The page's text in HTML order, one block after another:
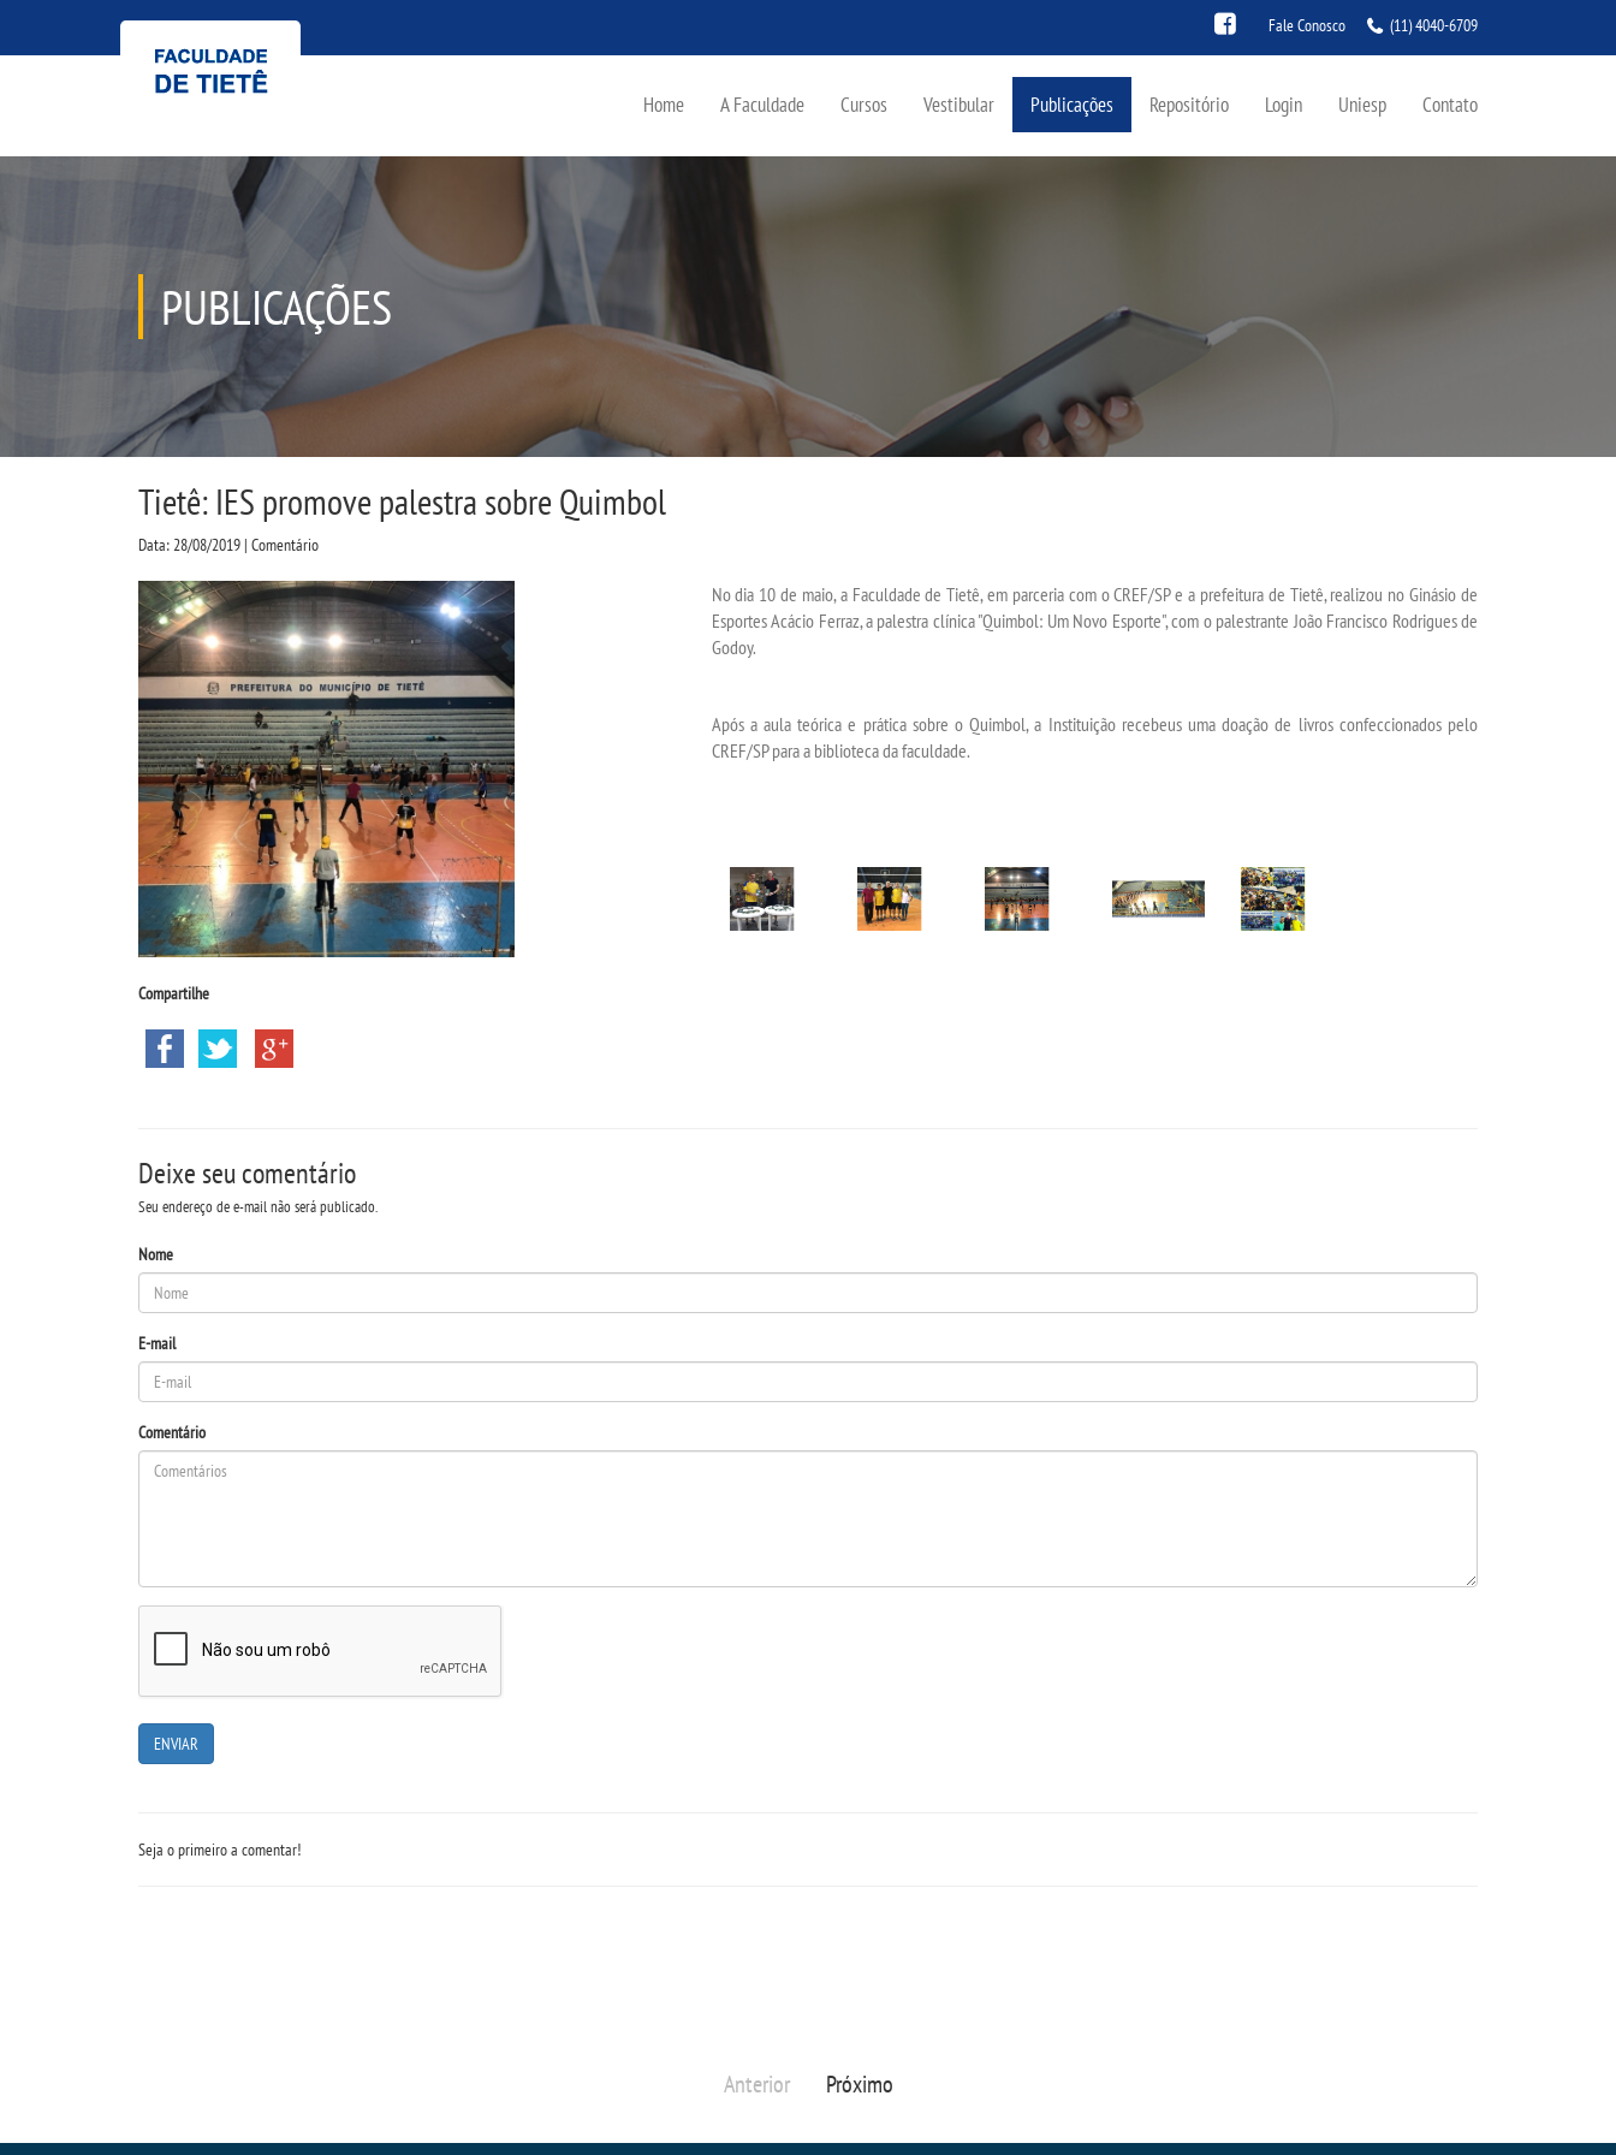
Fale Conosco (11) 4040-6709
Home A Faculdade Cursos Vestibular Publicações Repositório Login Uniesp Contato
PUBLICAÇÕES
Tietê: IES promove palestra sobre Quimbol
Data: 28/08/2019 | Comentário
Compartilhe
No dia 10 de maio, a Faculdade de Tietê, em parceria com o CREF/SP e a prefeitura de Tietê, realizou no Ginásio de
Esportes Acácio Ferraz, a palestra clínica "Quimbol: Um Novo Esporte", com o palestrante João Francisco Rodrigues de
Godoy.
Após a aula teórica e prática sobre o Quimbol, a Instituição recebeus uma doação de livros confeccionados pelo
CREF/SP para a biblioteca da faculdade.
Deixe seu comentário
Seu endereço de e-mail não será publicado.
Nome
E-mail
Comentário
Seja o primeiro a comentar!
Anterior Próximo